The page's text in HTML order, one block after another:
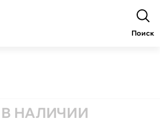
Поиск
В НАЛИЧИИ